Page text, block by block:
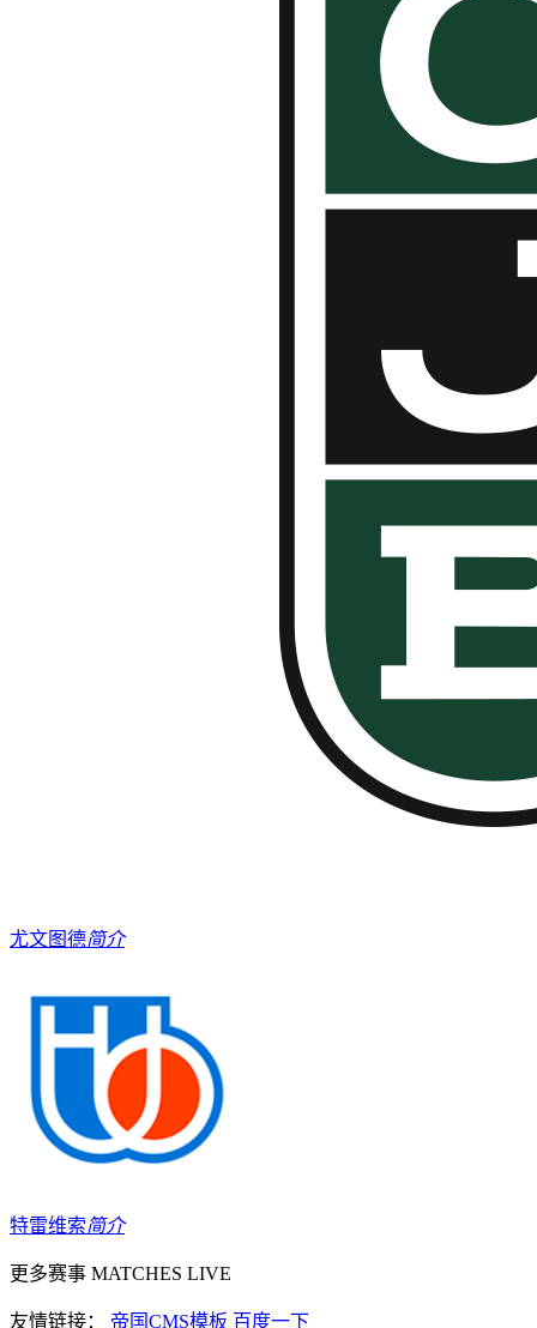
尤文图德简介
特雷维索简介
更多赛事 MATCHES LIVE
友情链接： 帝国CMS模板 百度一下